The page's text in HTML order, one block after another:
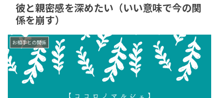
彼と親密感を深めたい（いい意味で今の関
係を崩す）
お相手との関係